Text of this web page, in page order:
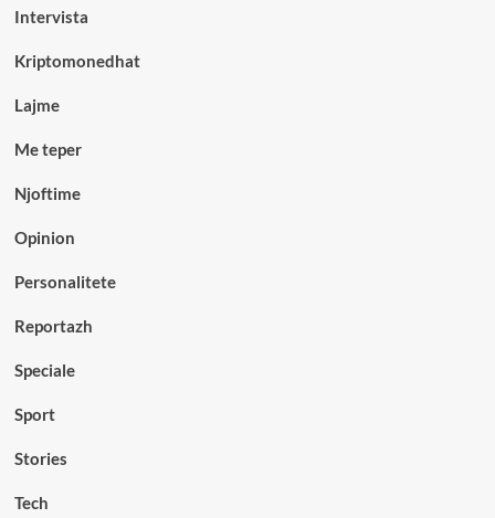
Intervista
Kriptomonedhat
Lajme
Me teper
Njoftime
Opinion
Personalitete
Reportazh
Speciale
Sport
Stories
Tech